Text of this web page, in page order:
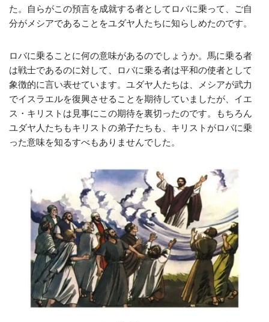
た。自らがこの預言を成就する者としてロバに乗って、ご自
分がメシアであることをユダヤ人たちに知らしめたのです。
ロバに乗ることに何の意味があるのでしょうか。馬に乗る者
は戦士であるのに対して、ロバに乗る者は平和の使者として
象徴的に言い表せています。ユダヤ人たちは、メシアが武力
でイスラエルを復興させることを期待していましたが、イエ
ス・キリストは見事にこの期待を裏切ったのです。もちろん
ユダヤ人たちもキリストの弟子たちも、キリストがロバに乗
った意味を知るすべもありませんでした。